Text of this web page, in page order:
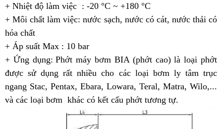
+ Nhiệt độ làm việc : -20 °C ~ +180 °C
+ Môi chất làm việc: nước sạch, nước có cát, nước thải có
hóa chất
+ Áp suất Max : 10 bar
+ Ứng dụng: Phớt máy bơm BIA (phớt cao) là loại phớt
được sử dụng rất nhiều cho các loại bơm ly tâm trục
ngang Stac, Pentax, Ebara, Lowara, Teral, Matra, Wilo,...
và các loại bơm khác có kết cấu phớt tương tự.